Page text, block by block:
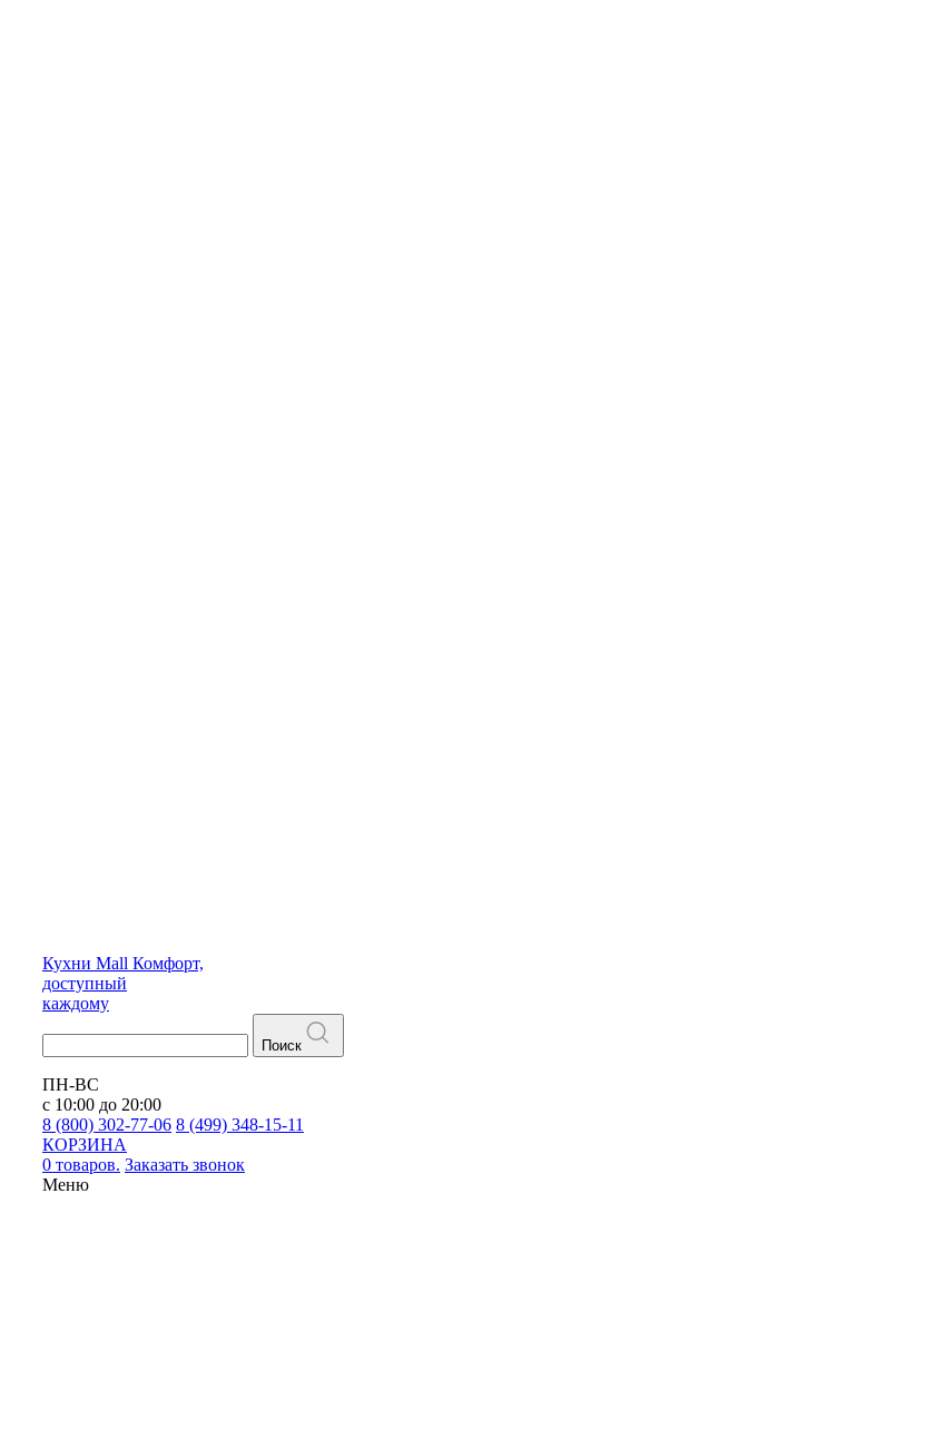
Кухни Mall Комфорт,
доступный
каждому
Поиск
ПН-ВС
с 10:00 до 20:00
8 (800) 302-77-06 8 (499) 348-15-11
КОРЗИНА
0 товаров. Заказать звонок
Меню